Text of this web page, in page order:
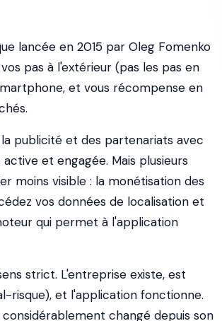
lancée en 2015 par Oleg Fomenko
pas à l'extérieur (pas les pas en
et vous récompense en
publicité et des partenariats avec
et engagée. Mais plusieurs
moins visible : la monétisation des
vos données de localisation et
qui permet à l'application
strict. L'entreprise existe, est
risque), et l'application fonctionne.
changé depuis son